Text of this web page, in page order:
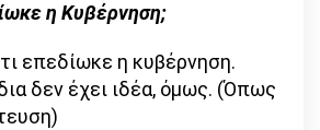
η Κυβέρνηση;
επεδίωκε η κυβέρνηση.
δεν έχει ιδέα, όμως. (Όπως